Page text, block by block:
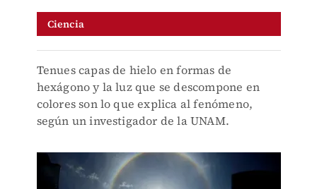
Ciencia
Tenues capas de hielo en formas de
hexágono y la luz que se descompone en
colores son lo que explica al fenómeno,
según un investigador de la UNAM.